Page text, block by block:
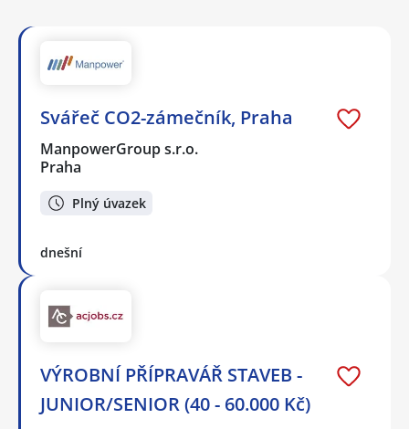
Svářeč CO2-zámečník, Praha
ManpowerGroup s.r.o.
Praha
Plný úvazek
dnešní
VÝROBNÍ PŘÍPRAVÁŘ STAVEB -
JUNIOR/SENIOR (40 - 60.000 Kč)